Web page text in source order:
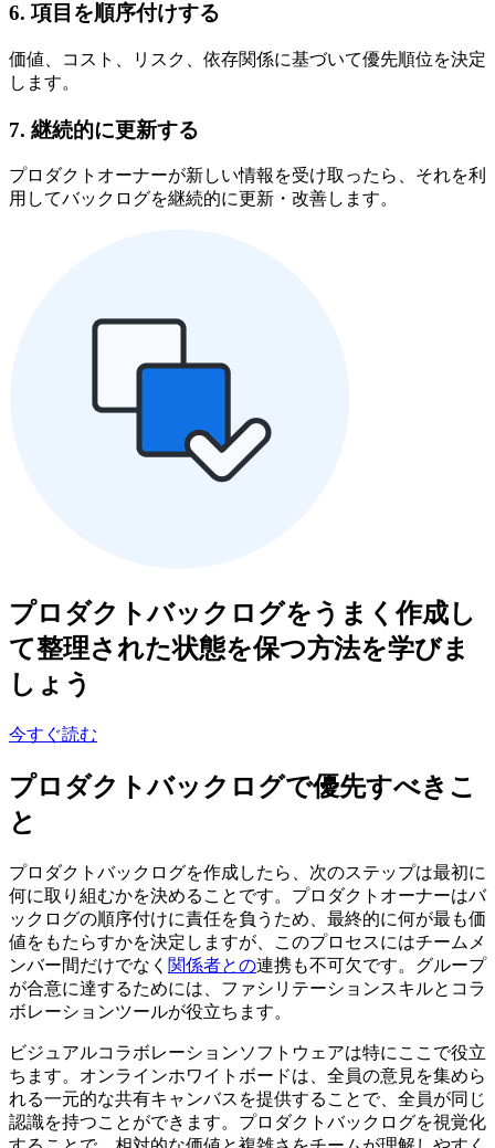
6. 項目を順序付けする
価値、コスト、リスク、依存関係に基づいて優先順位を決定
します。
7. 継続的に更新する
プロダクトオーナーが新しい情報を受け取ったら、それを利
用してバックログを継続的に更新・改善します。
プロダクトバックログをうまく作成し
て整理された状態を保つ方法を学びま
しょう
今すぐ読む
プロダクトバックログで優先すべきこ
と
プロダクトバックログを作成したら、次のステップは最初に
何に取り組むかを決めることです。プロダクトオーナーはバ
ックログの順序付けに責任を負うため、最終的に何が最も価
値をもたらすかを決定しますが、このプロセスにはチームメ
ンバー間だけでなく 関係者との連携も不可欠です。グループ
が合意に達するためには、ファシリテーションスキルとコラ
ボレーションツールが役立ちます。
ビジュアルコラボレーションソフトウェアは特にここで役立
ちます。オンラインホワイトボードは、全員の意見を集めら
れる一元的な共有キャンバスを提供することで、全員が同じ
認識を持つことができます。プロダクトバックログを視覚化